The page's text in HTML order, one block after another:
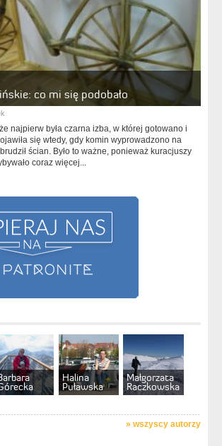
co mi się podobało
najpierw była czarna izba, w której gotowano i
się wtedy, gdy komin wyprowadzono na
ścian. Było to ważne, ponieważ kuracjuszy
coraz więcej...
Halina
Puławska
Małgorzata
Raczkowska
» wszyscy autorzy